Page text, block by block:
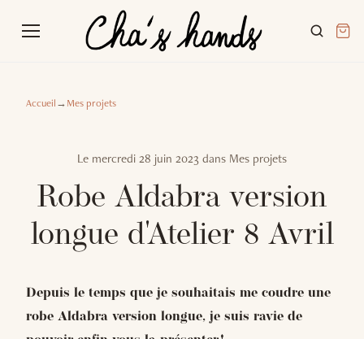
Accueil→Mes projets
Le mercredi 28 juin 2023 dans Mes projets
Robe Aldabra version
longue d'Atelier 8 Avril
Depuis le temps que je souhaitais me coudre une
robe Aldabra version longue, je suis ravie de